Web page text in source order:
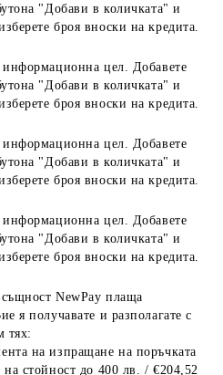
"Добави в количката" и
броя вноски на кредита.
информационна цел. Добавете
"Добави в количката" и
броя вноски на кредита.
информационна цел. Добавете
"Добави в количката" и
броя вноски на кредита.
информационна цел. Добавете
"Добави в количката" и
броя вноски на кредита.
NewPay плаща
я получавате и разполагате с
тях:
на изпращане на поръчката
стойност до 400 лв. / €204,52